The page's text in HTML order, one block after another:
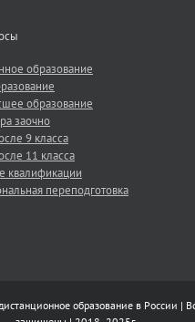
образование
образование
заочно
9 класса
11 класса
квалификации
переподготовка
образование в России |